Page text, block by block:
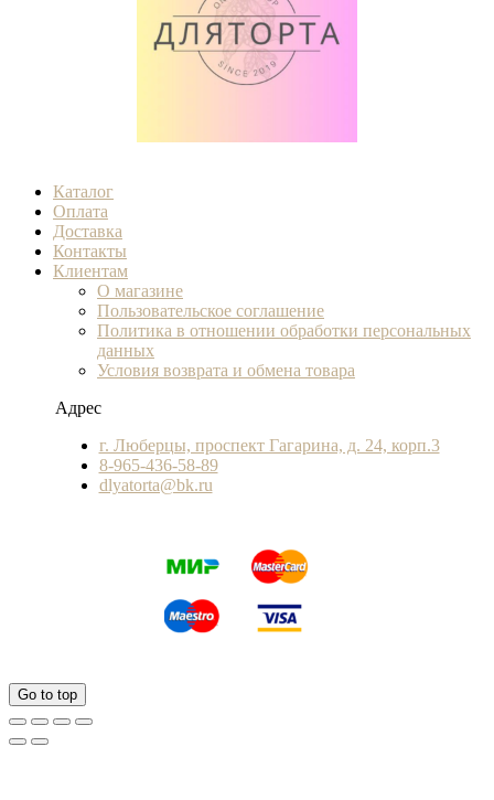
Каталог
Оплата
Доставка
Контакты
Клиентам
О магазине
Пользовательское соглашение
Политика в отношении обработки персональных
данных
Условия возврата и обмена товара
Адрес
г. Люберцы, проспект Гагарина, д. 24, корп.3
8-965-436-58-89
dlyatorta@bk.ru
Go to top